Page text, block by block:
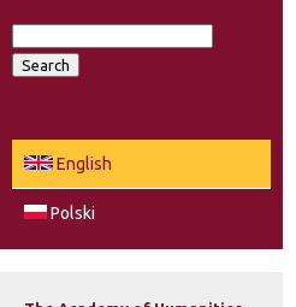
S
a
c
English
Polski